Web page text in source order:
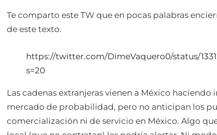
Te comparto este TW que en pocas palabras
de este texto.
https://twitter.com/DimeVaquero0/status/
s=20
Las cadenas extranjeras vienen a México
mercado de probabilidad, pero no anticipan los
comercialización ni de servicio en México. Algo